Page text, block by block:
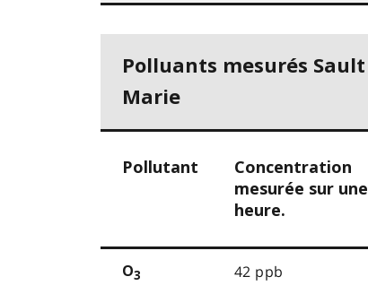
Polluants mesurés Sault
Marie
Pollutant
Concentration
mesurée sur une
heure.
O3 42 ppb